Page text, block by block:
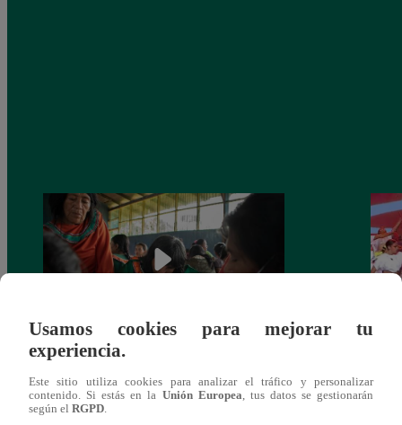
Mujeres indígenas y amazónicas del Perú
denuncian ante ONU que no se respeta su
derecho a la consulta previa
la
Usamos cookies para mejorar tu
experiencia.
Este sitio utiliza cookies para analizar el tráfico y personalizar
contenido. Si estás en la Unión Europea , tus datos se gestionarán
según el RGPD